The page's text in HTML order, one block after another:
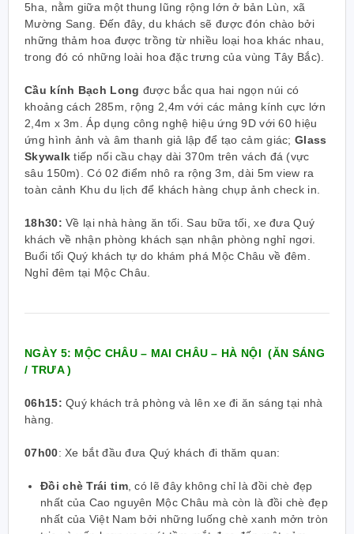
5ha, nằm giữa một thung lũng rộng lớn ở bản Lùn, xã
Mường Sang. Đến đây, du khách sẽ được đón chào bởi
những thảm hoa được trồng từ nhiều loại hoa khác nhau,
trong đó có những loài hoa đặc trưng của vùng Tây Bắc).
Cầu kính Bạch Long được bắc qua hai ngọn núi có
khoảng cách 285m, rộng 2,4m với các mảng kính cực lớn
2,4m x 3m. Áp dụng công nghệ hiệu ứng 9D với 60 hiệu
ứng hình ảnh và âm thanh giả lập để tạo cảm giác; Glass
Skywalk tiếp nối cầu chạy dài 370m trên vách đá (vực
sâu 150m). Có 02 điểm nhô ra rộng 3m, dài 5m view ra
toàn cảnh Khu du lịch để khách hàng chụp ảnh check in.
18h30: Về lại nhà hàng ăn tối. Sau bữa tối, xe đưa Quý
khách về nhận phòng khách sạn nhận phòng nghỉ ngơi.
Buổi tối Quý khách tự do khám phá Mộc Châu về đêm.
Nghỉ đêm tại Mộc Châu.
NGÀY 5: MỘC CHÂU – MAI CHÂU – HÀ NỘI (ĂN SÁNG
/ TRƯA )
06h15: Quý khách trả phòng và lên xe đi ăn sáng tại nhà
hàng.
07h00: Xe bắt đầu đưa Quý khách đi thăm quan:
Đồi chè Trái tim, có lẽ đây không chỉ là đồi chè đẹp
nhất của Cao nguyên Mộc Châu mà còn là đồi chè đẹp
nhất của Việt Nam bởi những luống chè xanh mởn tròn